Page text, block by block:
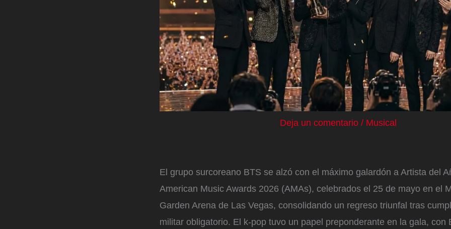
Deja un comentario / Musical
El grupo surcoreano BTS se alzó con el máximo galardón a Artista del
American Music Awards 2026 (AMAs), celebrados el 25 de mayo en el
Garden Arena de Las Vegas, consolidando un regreso triunfal tras
militar obligatorio. El k-pop tuvo un papel preponderante en la gala, con